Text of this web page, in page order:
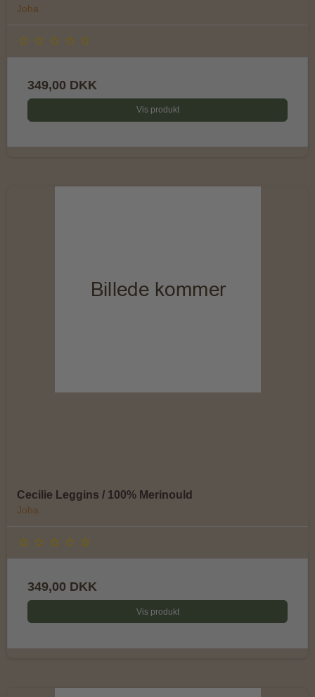
Joha
349,00 DKK
Vis produkt
Cecilie Leggins / 100% Merinould
Joha
349,00 DKK
Vis produkt